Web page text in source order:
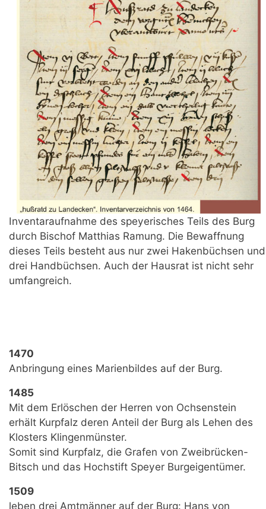
Inventaraufnahme des speyerisches Teils des Burg
durch Bischof Matthias Ramung. Die Bewaffnung
dieses Teils besteht aus nur zwei Hakenbüchsen und
drei Handbüchsen. Auch der Hausrat ist nicht sehr
umfangreich.
1470
Anbringung eines Marienbildes auf der Burg.
1485
Mit dem Erlöschen der Herren von Ochsenstein
erhält Kurpfalz deren Anteil der Burg als Lehen des
Klosters Klingenmünster.
Somit sind Kurpfalz, die Grafen von Zweibrücken-
Bitsch und das Hochstift Speyer Burgeigentümer.
1509
leben drei Amtmänner auf der Burg: Hans von